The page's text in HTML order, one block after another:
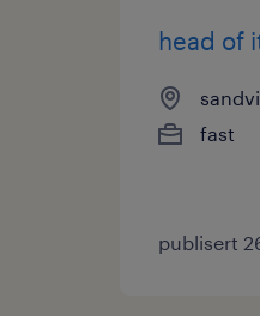
head of
fast
publisert